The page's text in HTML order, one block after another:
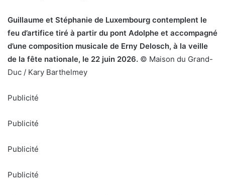
Guillaume et Stéphanie de Luxembourg contemplent le
feu d’artifice tiré à partir du pont Adolphe et accompagné
d’une composition musicale de Erny Delosch, à la veille
de la fête nationale, le 22 juin 2026. © Maison du Grand-
Duc / Kary Barthelmey
Publicité
Publicité
Publicité
Publicité